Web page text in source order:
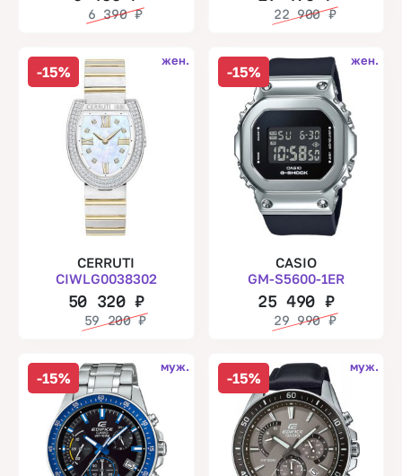
6 390₽ 22 900₽
-15%
жен.
CERRUTI
CIWLG0038302
50 320₽
59 200₽
-15%
жен.
CASIO
GM-S5600-1ER
25 490 ₽
29 990₽
-15%
муж.
-15%
муж.